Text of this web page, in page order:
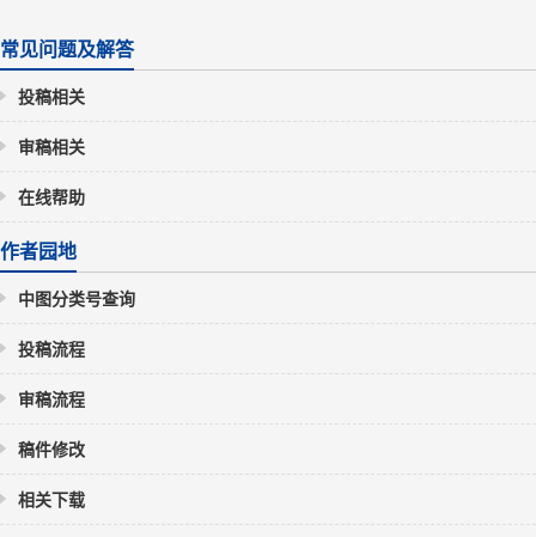
常见问题及解答
投稿相关
审稿相关
在线帮助
作者园地
中图分类号查询
投稿流程
审稿流程
稿件修改
相关下载